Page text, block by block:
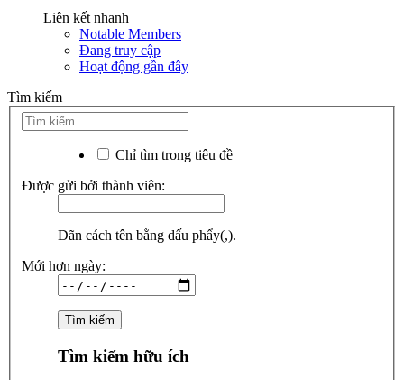
Liên kết nhanh
Notable Members
Đang truy cập
Hoạt động gần đây
Tìm kiếm
Chỉ tìm trong tiêu đề
Được gửi bởi thành viên:
Dãn cách tên bằng dấu phẩy(,).
Mới hơn ngày:
Tìm kiếm hữu ích